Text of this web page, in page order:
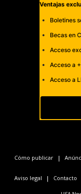
Ventajas
Boletines
Becas en
Acceso
Acceso a
Acceso a
Cómo publicar
Aviso legal Contacto